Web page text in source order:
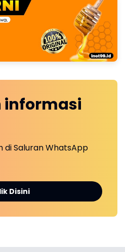
informasi
di Saluran WhatsApp
Disini